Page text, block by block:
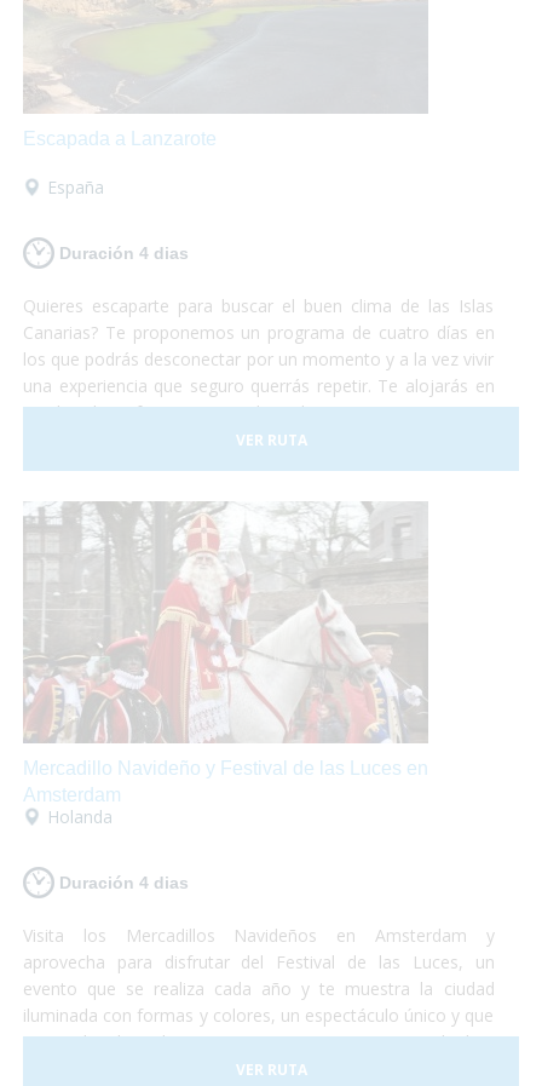
Escapada a Lanzarote
España
Duración 4 dias
Quieres escaparte para buscar el buen clima de las Islas
Canarias? Te proponemos un programa de cuatro días en
los que podrás desconectar por un momento y a la vez vivir
una experiencia que seguro querrás repetir. Te alojarás en
un hotel perfectamente adaptado para personas con
problemas de movilidad y desde allí podrás realizar
excursiones, paseos, ir a la playa o simplemente descansar
perder?
VER RUTA
Mercadillo Navideño y Festival de las Luces en
Amsterdam
Holanda
Duración 4 dias
Visita los Mercadillos Navideños en Amsterdam y
aprovecha para disfrutar del Festival de las Luces, un
evento que se realiza cada año y te muestra la ciudad
iluminada con formas y colores, un espectáculo único y que
no puedes dejar de ver. Te proponemos una escapada de 4
días en la cuál podrás disfrutar de esta mágica ciudad y de
VER RUTA